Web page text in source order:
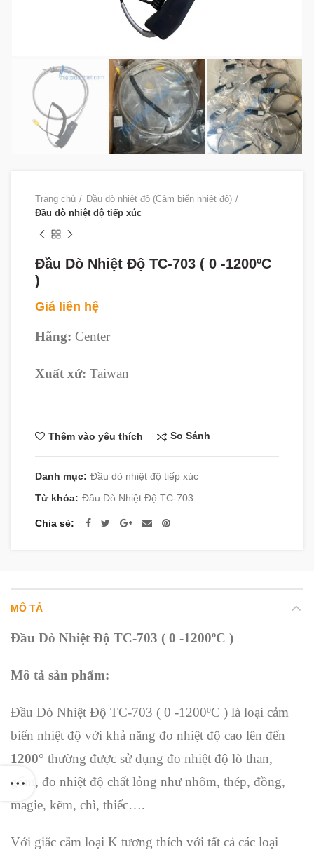
Trang chủ
Đầu dò nhiệt độ (Cảm biến nhiệt độ)
Đầu dò nhiệt độ tiếp xúc
Đầu Dò Nhiệt Độ TC-703 ( 0 -1200ºC
)
Giá liên hệ
Hãng: Center
Xuất xứ: Taiwan
Thêm vào yêu thích So Sánh
Danh mục: Đầu dò nhiệt độ tiếp xúc
Từ khóa: Đầu Dò Nhiệt Độ TC-703
Chia sẻ
MÔ TẢ
Đầu Dò Nhiệt Độ TC-703 ( 0 -1200ºC )
Mô tả sản phẩm:
Đầu Dò Nhiệt Độ TC-703 ( 0 -1200ºC ) là loại cảm
biến nhiệt độ với khả năng đo nhiệt độ cao lên đến
1200° thường được sử dụng đo nhiệt độ lò than,
gốm, đo nhiệt độ chất lỏng như nhôm, thép, đồng,
magie, kẽm, chì, thiếc….
Với giắc cắm loại K tương thích với tất cả các loại